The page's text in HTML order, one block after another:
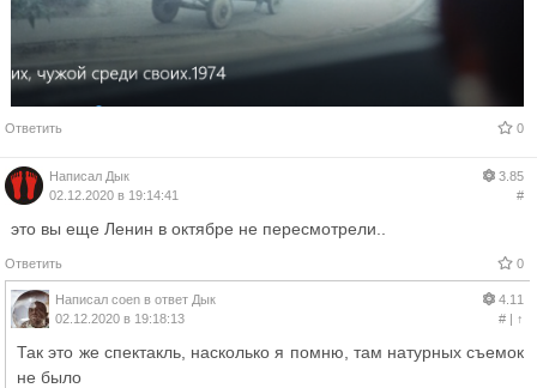
Ответить 0
Написал Дык
02.12.2020 в 19:14:41
3.85
#
это вы еще Ленин в октябре не пересмотрели..
Ответить 0
Написал coen в ответ Дык
02.12.2020 в 19:18:13
4.11
#| ↑
Так это же спектакль, насколько я помню, там натурных съемок
не было